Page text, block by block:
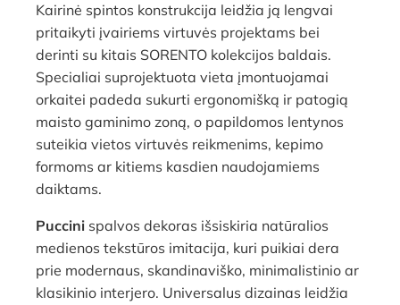
Kairinė spintos konstrukcija leidžia ją lengvai
pritaikyti įvairiems virtuvės projektams bei
derinti su kitais SORENTO kolekcijos baldais.
Specialiai suprojektuota vieta įmontuojamai
orkaitei padeda sukurti ergonomišką ir patogią
maisto gaminimo zoną, o papildomos lentynos
suteikia vietos virtuvės reikmenims, kepimo
formoms ar kitiems kasdien naudojamiems
daiktams.
Puccini spalvos dekoras išsiskiria natūralios
medienos tekstūros imitacija, kuri puikiai dera
prie modernaus, skandinaviško, minimalistinio ar
klasikinio interjero. Universalus dizainas leidžia